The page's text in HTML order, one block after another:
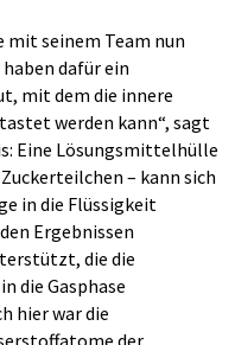
mit seinem Team nun
dafür ein
mit dem die innere
werden kann“, sagt
Eine Lösungsmittelhülle
– kann sich
in die Flüssigkeit
Ergebnissen
die die
die Gasphase
hier war die
der